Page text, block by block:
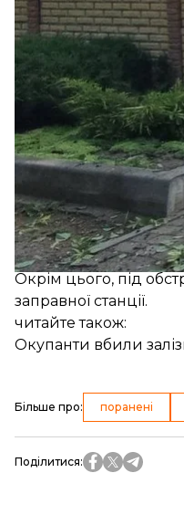
У
чоловіків. Чотирьох
пошкоджені близько
Окрім цього, під
заправної станції.
читайте також:
Окупанти вбили
Більше про: поранені
Поділитися: